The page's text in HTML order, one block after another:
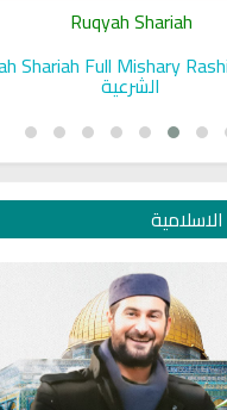
Ruqyah Shariah
الشرعية